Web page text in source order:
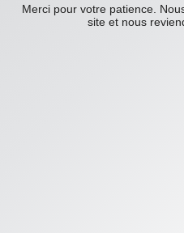
Merci pour votre patience.
site et nous